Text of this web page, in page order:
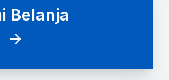
Belanja
arrow_forward